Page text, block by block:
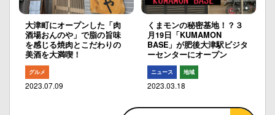
大津町にオープンした「肉
酒場おんのや」で脂の旨味
を感じる焼肉とこだわりの
美酒を大満喫！
グルメ
2023.07.09
くまモンの秘密基地！？３
月19日「KUMAMON
BASE」が肥後大津駅ビジタ
ーセンターにオープン
ニュース 地域
2023.03.18